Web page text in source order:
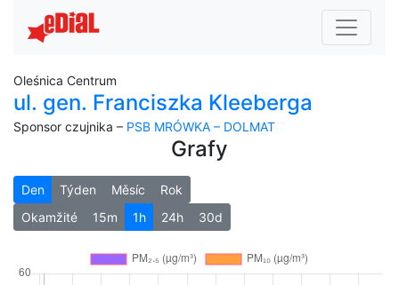
Oleśnica Centrum
ul. gen. Franciszka Kleeberga
Sponsor czujnika – PSB MRÓWKA – DOLMAT
Grafy
Den Týden Měsíc
Rok
Okamžité
15m 1h 24h 30d